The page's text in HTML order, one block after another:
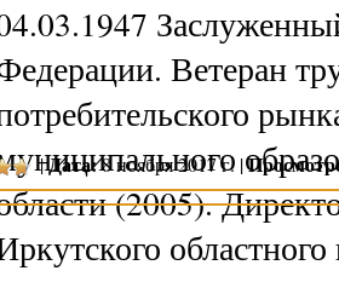
Ветеран
(2005).
|Дата:8 ноября 2017 г. |